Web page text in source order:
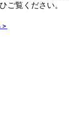
ご覧ください。